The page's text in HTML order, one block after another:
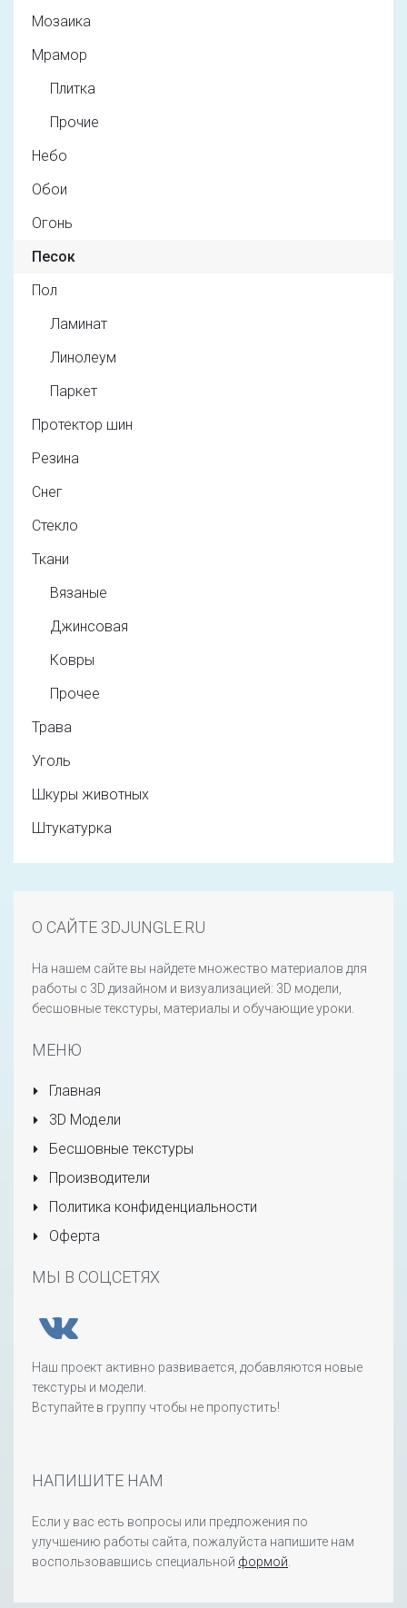
Мозаика
Мрамор
Плитка
Прочие
Небо
Обои
Огонь
Песок
Пол
Ламинат
Линолеум
Паркет
Протектор шин
Резина
Снег
Стекло
Ткани
Вязаные
Джинсовая
Ковры
Прочее
Трава
Уголь
Шкуры животных
Штукатурка
О САЙТЕ 3DJUNGLE.RU
На нашем сайте вы найдете множество материалов для
работы с 3D дизайном и визуализацией: 3D модели,
бесшовные текстуры, материалы и обучающие уроки.
МЕНЮ
Главная
3D Модели
Бесшовные текстуры
Производители
Политика конфиденциальности
Оферта
МЫ В СОЦСЕТЯХ
Наш проект активно развивается, добавляются новые
текстуры и модели.
Вступайте в группу чтобы не пропустить!
НАПИШИТЕ НАМ
Если у вас есть вопросы или предложения по
улучшению работы сайта, пожалуйста напишите нам
воспользовавшись специальной формой.